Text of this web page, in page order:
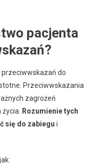
pacjenta
do
Przeciwwskazania
zagrożeń
Rozumienie tych
się do zabiegu i